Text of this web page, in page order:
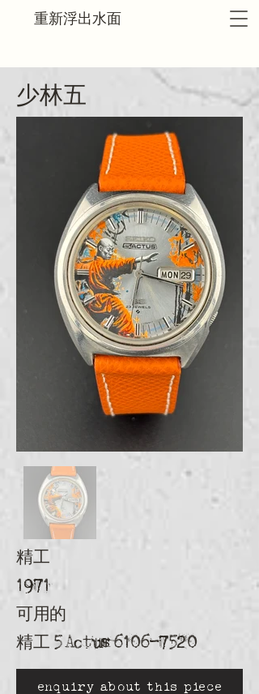
重新浮出水面
少林五
精工
1971
可用的
精工 5 Actus6106-7520
enquiry about this piece